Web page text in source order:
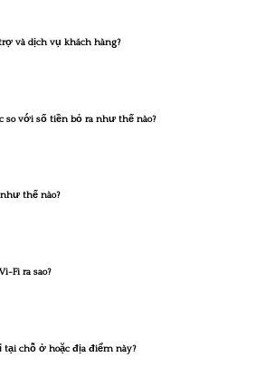
và dịch vụ khách hàng?
với số tiền bỏ ra như thế nào?
thế nào?
Fi ra sao?
chỗ ở hoặc địa điểm này?